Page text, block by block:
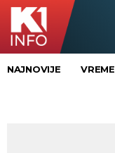
NAJNOVIJE